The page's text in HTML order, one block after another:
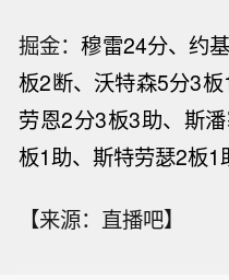
掘金：穆雷24分、约
板2断、沃特森5分3
劳恩2分3板3助、斯
板1助、斯特劳瑟2板1
【来源：直播吧】